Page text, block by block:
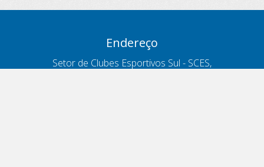
Endereço
Setor de Clubes Esportivos Sul - SCES,